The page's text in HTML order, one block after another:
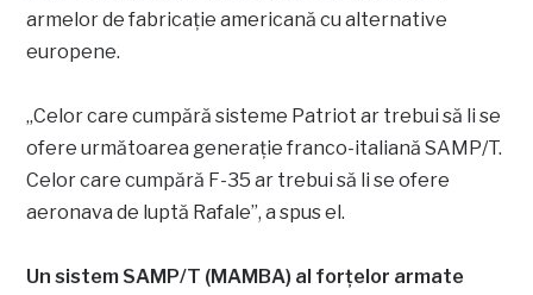
armelor de fabricație americană cu alternative
europene.
„Celor care cumpără sisteme Patriot ar trebui să li se
ofere următoarea generație franco-italiană SAMP/T.
Celor care cumpără F-35 ar trebui să li se ofere
aeronava de luptă Rafale”, a spus el.
Un sistem SAMP/T (MAMBA) al forțelor armate